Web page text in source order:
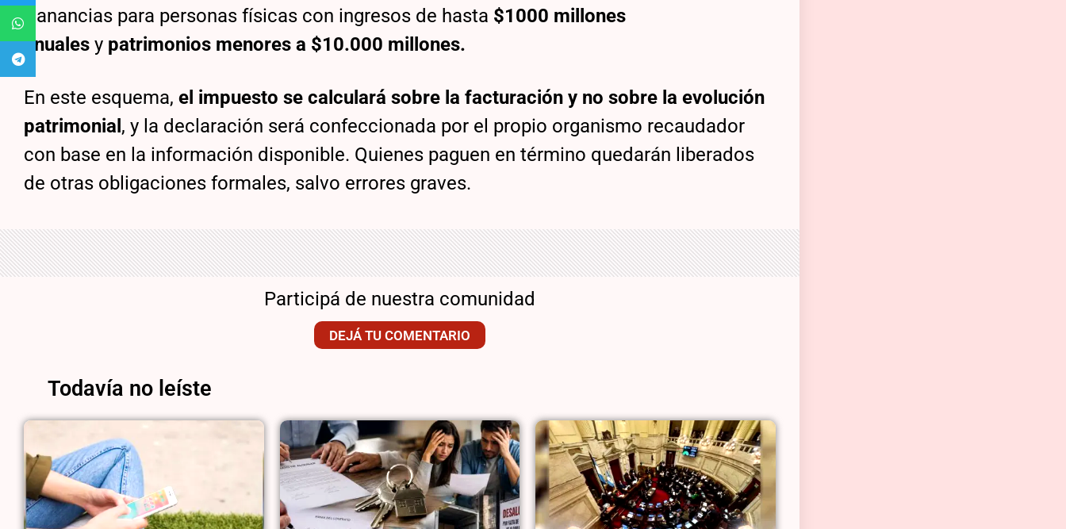
Ganancias para personas físicas con ingresos de hasta $1000 millones
anualesy patrimonios menores a $10.000 millones.
En este esquema,el impuesto se calculará sobre la facturación y no sobre la evolución
patrimonial, y la declaración será confeccionada por el propio organismo recaudador
con base en la información disponible. Quienes paguen en término quedarán liberados
de otras obligaciones formales, salvo errores graves.
Participá de nuestra comunidad
DEJÁ TU COMENTARIO
Todavía no leíste